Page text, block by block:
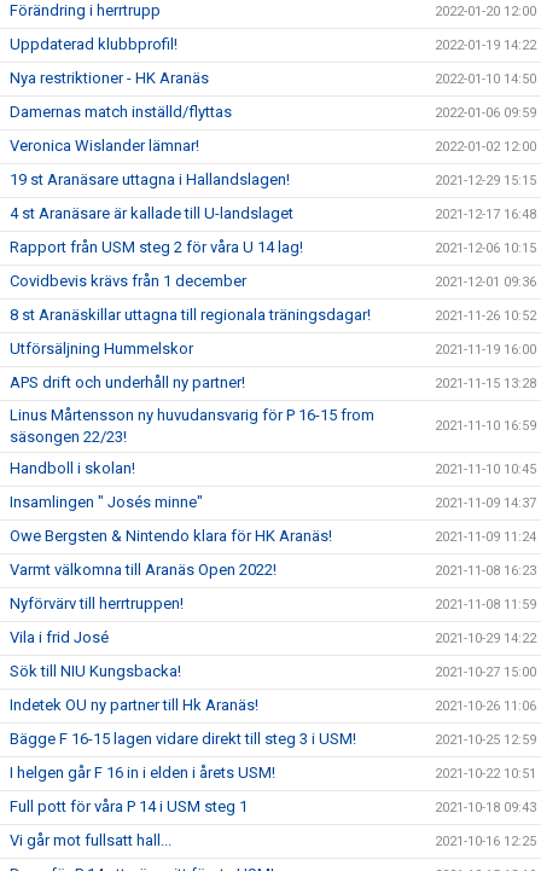
Förändring i herrtrupp 2022-01-20 12:00
Uppdaterad klubbprofil! 2022-01-19 14:22
Nya restriktioner - HK Aranäs 2022-01-10 14:50
Damernas match inställd/flyttas 2022-01-06 09:59
Veronica Wislander lämnar! 2022-01-02 12:00
19 st Aranäsare uttagna i Hallandslagen! 2021-12-29 15:15
4 st Aranäsare är kallade till U-landslaget 2021-12-17 16:48
Rapport från USM steg 2 för våra U 14 lag! 2021-12-06 10:15
Covidbevis krävs från 1 december 2021-12-01 09:36
8 st Aranäskillar uttagna till regionala träningsdagar! 2021-11-26 10:52
Utförsäljning Hummelskor 2021-11-19 16:00
APS drift och underhåll ny partner! 2021-11-15 13:28
Linus Mårtensson ny huvudansvarig för P 16-15 from
säsongen 22/23!
2021-11-10 16:59
Handboll i skolan! 2021-11-10 10:45
Insamlingen " Josés minne" 2021-11-09 14:37
Owe Bergsten & Nintendo klara för HK Aranäs! 2021-11-09 11:24
Varmt välkomna till Aranäs Open 2022! 2021-11-08 16:23
Nyförvärv till herrtruppen! 2021-11-08 11:59
Vila i frid José 2021-10-29 14:22
Sök till NIU Kungsbacka! 2021-10-27 15:00
Indetek OU ny partner till Hk Aranäs! 2021-10-26 11:06
Bägge F 16-15 lagen vidare direkt till steg 3 i USM! 2021-10-25 12:59
I helgen går F 16 in i elden i årets USM! 2021-10-22 10:51
Full pott för våra P 14 i USM steg 1 2021-10-18 09:43
Vi går mot fullsatt hall... 2021-10-16 12:25